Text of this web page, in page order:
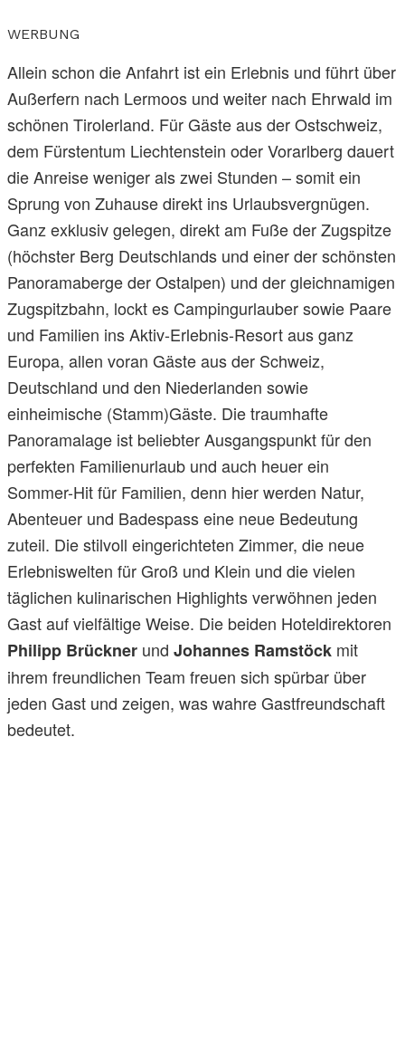
WERBUNG
Allein schon die Anfahrt ist ein Erlebnis und führt über
Außerfern nach Lermoos und weiter nach Ehrwald im
schönen Tirolerland. Für Gäste aus der Ostschweiz,
dem Fürstentum Liechtenstein oder Vorarlberg dauert
die Anreise weniger als zwei Stunden – somit ein
Sprung von Zuhause direkt ins Urlaubsvergnügen.
Ganz exklusiv gelegen, direkt am Fuße der Zugspitze
(höchster Berg Deutschlands und einer der schönsten
Panoramaberge der Ostalpen) und der gleichnamigen
Zugspitzbahn, lockt es Campingurlauber sowie Paare
und Familien ins Aktiv-Erlebnis-Resort aus ganz
Europa, allen voran Gäste aus der Schweiz,
Deutschland und den Niederlanden sowie
einheimische (Stamm)Gäste. Die traumhafte
Panoramalage ist beliebter Ausgangspunkt für den
perfekten Familienurlaub und auch heuer ein
Sommer-Hit für Familien, denn hier werden Natur,
Abenteuer und Badespass eine neue Bedeutung
zuteil. Die stilvoll eingerichteten Zimmer, die neue
Erlebniswelten für Groß und Klein und die vielen
täglichen kulinarischen Highlights verwöhnen jeden
Gast auf vielfältige Weise. Die beiden Hoteldirektoren
Philipp Brückner und Johannes Ramstöck mit
ihrem freundlichen Team freuen sich spürbar über
jeden Gast und zeigen, was wahre Gastfreundschaft
bedeutet.